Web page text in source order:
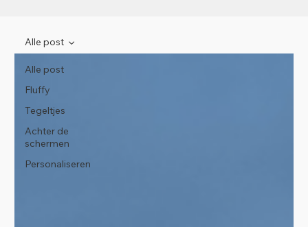
Alle post
Fluffy
Tegeltjes
Achter de
schermen
Personaliseren
Alle post